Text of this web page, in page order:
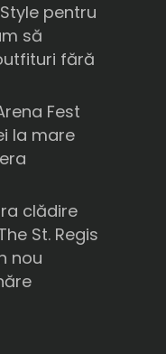
pentru
să
fără
Fest
la mare
clădire
St. Regis
nou